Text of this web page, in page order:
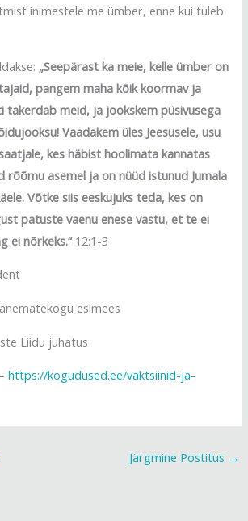
inimestele me ümber, enne kui tuleb
„Seepärast ka meie, kelle ümber on
pangem maha kõik koormav ja
takerdab meid, ja jookskem püsivusega
Vaadakem üles Jeesusele, usu
kes häbist hoolimata kannatas
rõõmu asemel ja on nüüd istunud Jumala
Võtke siis eeskujuks teda, kes on
patuste vaenu enese vastu, et te ei
ei nõrkeks.“ 12:1-3
esimees
Liidu juhatus
https://kogudused.ee/vaktsiinid-ja-
Järgmine Postitus →